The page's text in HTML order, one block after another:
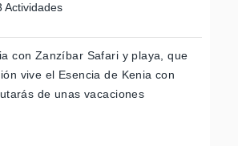
Actividades
con Zanzíbar Safari y playa, que
vive el Esencia de Kenia con
de unas vacaciones